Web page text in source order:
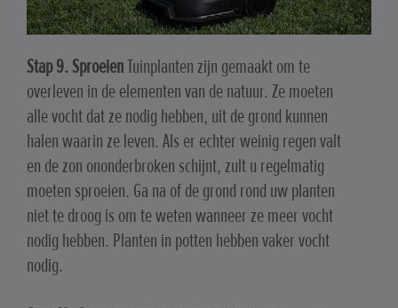
Stap 9. SproeienTuinplanten zijn gemaakt om te
overleven in de elementen van de natuur. Ze moeten
alle vocht dat ze nodig hebben, uit de grond kunnen
halen waarin ze leven. Als er echter weinig regen valt
en de zon ononderbroken schijnt, zult u regelmatig
moeten sproeien. Ga na of de grond rond uw planten
niet te droog is om te weten wanneer ze meer vocht
nodig hebben. Planten in potten hebben vaker vocht
nodig.